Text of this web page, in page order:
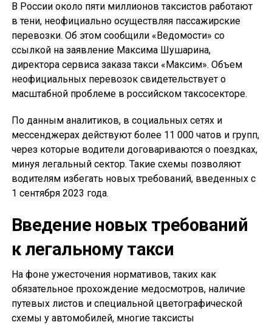
В России около пяти миллионов таксистов работают
в тени, неофициально осуществляя пассажирские
перевозки. Об этом сообщили «Ведомости» со
ссылкой на заявление Максима Шушарина,
директора сервиса заказа такси «Максим». Объем
неофициальных перевозок свидетельствует о
масштабной проблеме в российском таксосекторе.
По данным аналитиков, в социальных сетях и
мессенджерах действуют более 11 000 чатов и групп,
через которые водители договариваются о поездках,
минуя легальный сектор. Такие схемы позволяют
водителям избегать новых требований, введенных с
1 сентября 2023 года.
Введение новых требований
к легальному такси
На фоне ужесточения нормативов, таких как
обязательное прохождение медосмотров, наличие
путевых листов и специальной цветографической
схемы у автомобилей, многие таксисты